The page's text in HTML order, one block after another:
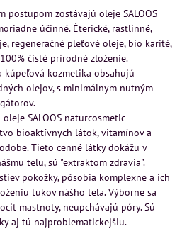
postupom zostávajú oleje SALOOS
účinné. Éterické, rastlinné,
regeneračné pleťové oleje, bio karité,
čisté prírodné zloženie.
kozmetika obsahujú
olejov, s minimálnym nutným
SALOOS naturcosmetic
bioaktívnych látok, vitamínov a
Tieto cenné látky dokážu v
telu, sú "extraktom zdravia".
pokožky, pôsobia komplexne a ich
tukov nášho tela. Výborne sa
mastnoty, neupchávajú póry. Sú
aj tú najproblematickejšiu.